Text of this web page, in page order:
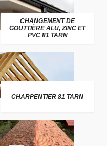
CHANGEMENT DE
GOUTTIÈRE ALU, ZINC ET
PVC 81 TARN
CHARPENTIER 81 TARN